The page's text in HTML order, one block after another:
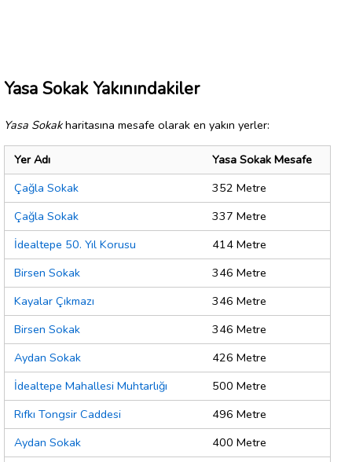
Yasa Sokak Yakınındakiler
Yasa Sokakharitasına mesafe olarak en yakın yerler:
Yer Adı
Yasa Sokak Mesafe
Çağla Sokak
352 Metre
Çağla Sokak
337 Metre
İdealtepe 50. Yıl Korusu
414 Metre
Birsen Sokak
346 Metre
Kayalar Çıkmazı
346 Metre
Birsen Sokak
346 Metre
Aydan Sokak
426 Metre
İdealtepe Mahallesi Muhtarlığı
500 Metre
Rıfkı Tongsir Caddesi
496 Metre
Aydan Sokak
400 Metre